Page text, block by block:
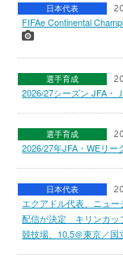
日本代表
FIFAe Continental
選手育成
2026/27シーズン JFA・
選手育成
2026/27年JFA・WEリ
日本代表
エクアドル代表、ニュ
配信が決定 キリンカッ
競技場、10.5＠東京／